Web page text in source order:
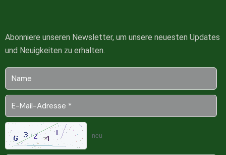
Abonniere unseren Newsletter, um unsere neuesten Updates
und Neuigkeiten zu erhalten.
neu